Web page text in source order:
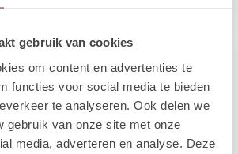
gebruik van cookies
om content en advertenties te
functies voor social media te bieden
te analyseren. Ook delen we
gebruik van onze site met onze
media, adverteren en analyse. Deze